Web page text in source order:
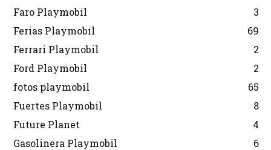
Faro Playmobil
3
Ferias Playmobil
69
Ferrari Playmobil
2
Ford Playmobil
2
fotos playmobil
65
Fuertes Playmobil
8
Future Planet
4
Gasolinera Playmobil
6